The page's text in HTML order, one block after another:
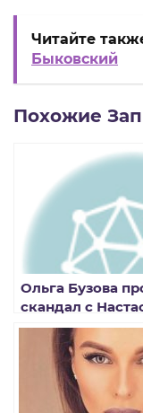
Читайте
Быковский
Похожие
Ольга Бузова
скандал с
Самбурской